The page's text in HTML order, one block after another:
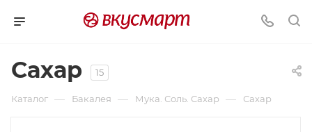
Сахар 15
Каталог — Бакалея — Мука. Соль. Сахар — Сахар